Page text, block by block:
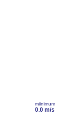
miinimum
0.0 m/s